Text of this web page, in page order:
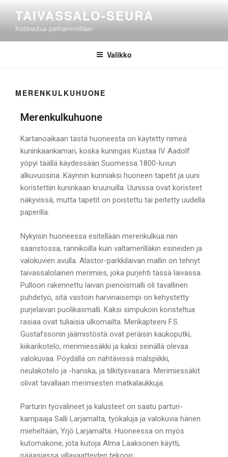
TAIVASSALO-SEURA
Kotiseutua parhaimmillaan
Valikko
MERENKULKUHUONE
Merenkulkuhuone
Kartanoaikaan tästä huoneesta on käytetty nimeä
kuninkaankamari, koska kuningas Kustaa IV Aadolf
yöpyi täällä käydessään Suomessa 1800-luvun
alkuvuosina. Käynnin kunniaksi huoneen tapetit ja uuni
koristettiin kuninkaan kruunuilla. Uunissa ovat koristeet
näkyvissä, mutta tapetit on poistettu tai peitetty uudella
paperilla.
Nykyisin huoneessa esitellään merenkulkua niin
saaristossa, rannikoilla kuin valtamerilläkin esineiden ja
valokuvien avulla. Alastor-parkkilaivan mallin on tehnyt
taivassalolainen merimies, joka purjehti tässä laivassa.
Pulloon rakennettu laivan pienoismalli oli tavallinen
puhdetyö, sitä vastoin harvinaisempi on kehystetty
purjelaivan puolikasmalli. Kaksi simpukoin koristeltua
rasiaa ovat tuliaisia ulkomailta. Merikapteeni F.S.
Gustafssonin jäämistöstä ovat peräisin kaukoputki,
kiikarikotelo, merimiessäkki ja kaksi seinällä olevaa
valokuvaa. Pöydällä on nähtävissä malspiikki,
neulakotelo ja -hanska, ja tilkitysvasara. Merimiessäkit
olivat tavallaan merimiesten matkalaukkuja.
Parturin työvälineet ja kalusteet on saatu parturi-
kampaaja Salli Larjamalta, työkaluja ja valokuvia hänen
mieheltään, Yrjö Larjamalta. Huoneessa on myös
kutomakone, jota kutoja Alma Laaksonen käytti,